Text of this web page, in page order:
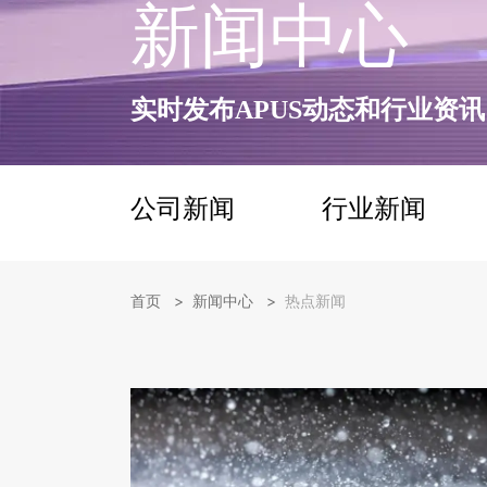
新闻中心
实时发布APUS动态和行业资讯
公司新闻 行业新闻
首页 > 新闻中心 > 热点新闻